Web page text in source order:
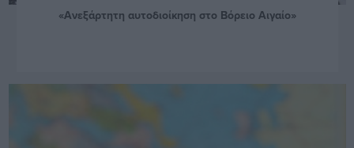
«Ανεξάρτητη αυτοδιοίκηση στο Βόρειο Αιγαίο»